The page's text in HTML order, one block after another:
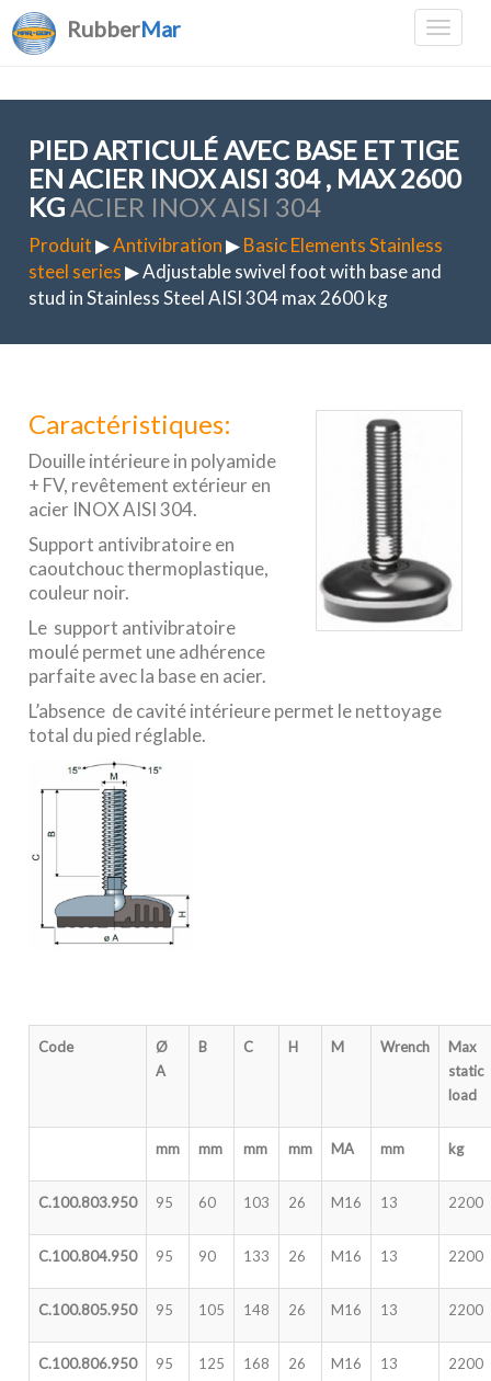
RubberMar
PIED ARTICULÉ AVEC BASE ET TIGE
EN ACIER INOX AISI 304 , MAX 2600
KGACIER INOX AISI 304
Produit▶Antivibration▶Basic Elements Stainless
steel series▶ Adjustable swivel foot with base and
stud in Stainless Steel AISI 304 max 2600 kg
Caractéristiques:
Douille intérieure in polyamide
+ FV, revêtement extérieur en
acier INOX AISI 304.
Support antivibratoire en
caoutchouc thermoplastique,
couleur noir.
Le support antivibratoire
moulé permet une adhérence
parfaite avec la base en acier.
L’absence de cavité intérieure permet le nettoyage
total du pied réglable.
Code
Ø
A
B C H M Wrench
Max
static
load
mm mm mm mm MA mm kg
C.100.803.950 95 60 103 26 M16 13 2200
C.100.804.950 95 90 133 26 M16 13 2200
C.100.805.950 95 105 148 26 M16 13 2200
C.100.806.950 95 125 168 26 M16 13 2200